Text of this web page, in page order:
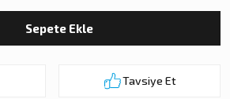
Sepete Ekle
Tavsiye Et